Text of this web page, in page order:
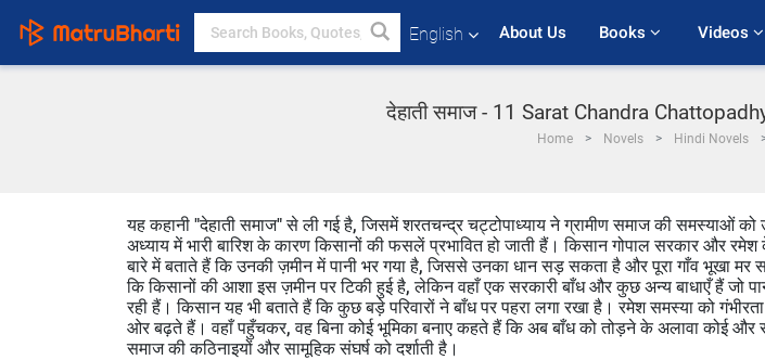
English About Us Books Videos
देहाती समाज - 11 Sarat Chandra
Home Novels Hindi Novels
यह कहानी "देहाती समाज" से ली गई है, जिसमें शरतचन्द्र चट्टोपाध्याय ने ग्रामीण समाज की समस्याओं
अध्याय में भारी बारिश के कारण किसानों की फसलें प्रभावित हो जाती हैं। किसान गोपाल सरकार और
बारे में बताते हैं कि उनकी ज़मीन में पानी भर गया है, जिससे उनका धान सड़ सकता है और पूरा गाँव भूखा
कि किसानों की आशा इस ज़मीन पर टिकी हुई है, लेकिन वहाँ एक सरकारी बाँध और कुछ अन्य बाधाएँ हैं जो
रही हैं। किसान यह भी बताते हैं कि कुछ बड़े परिवारों ने बाँध पर पहरा लगा रखा है। रमेश समस्या को
ओर बढ़ते हैं। वहाँ पहुँचकर, वह बिना कोई भूमिका बनाए कहते हैं कि अब बाँध को तोड़ने के अलावा कोई और
समाज की कठिनाइयों और सामूहिक संघर्ष को दर्शाती है।